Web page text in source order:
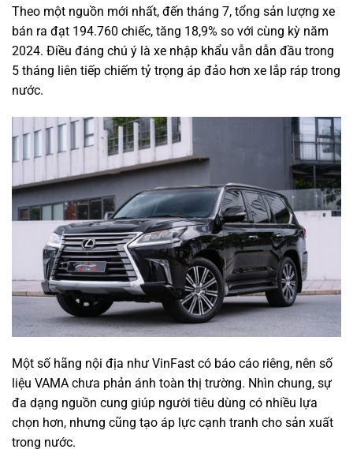
Theo một nguồn mới nhất, đến tháng 7, tổng sản lượng xe
bán ra đạt 194.760 chiếc, tăng 18,9% so với cùng kỳ năm
2024. Điều đáng chú ý là xe nhập khẩu vẫn dẫn đầu trong
5 tháng liên tiếp chiếm tỷ trọng áp đảo hơn xe lắp ráp trong
nước.
Một số hãng nội địa như VinFast có báo cáo riêng, nên số
liệu VAMA chưa phản ánh toàn thị trường. Nhìn chung, sự
đa dạng nguồn cung giúp người tiêu dùng có nhiều lựa
chọn hơn, nhưng cũng tạo áp lực cạnh tranh cho sản xuất
trong nước.